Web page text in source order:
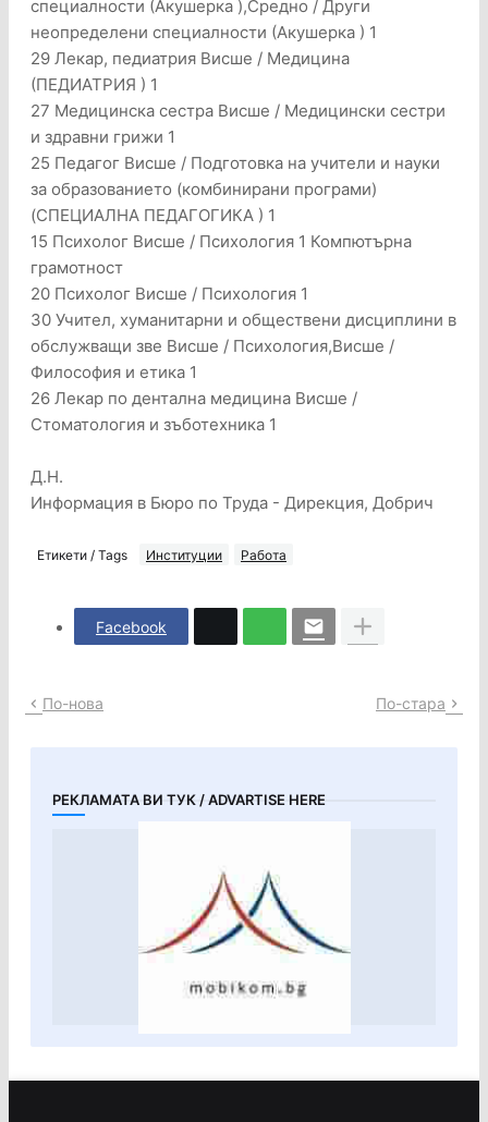
специалности (Акушерка ),Средно / Други
неопределени специалности (Акушерка ) 1
29 Лекар, педиатрия Висше / Медицина
(ПЕДИАТРИЯ ) 1
27 Медицинска сестра Висше / Медицински сестри
и здравни грижи 1
25 Педагог Висше / Подготовка на учители и науки
за образованието (комбинирани програми)
(СПЕЦИАЛНА ПЕДАГОГИКА ) 1
15 Психолог Висше / Психология 1 Компютърна
грамотност
20 Психолог Висше / Психология 1
30 Учител, хуманитарни и обществени дисциплини в
обслужващи зве Висше / Психология,Висше /
Философия и етика 1
26 Лекар по дентална медицина Висше /
Стоматология и зъботехника 1
Д.Н.
Информация в Бюро по Труда - Дирекция, Добрич
Етикети / Tags Институции Работа
Facebook
По-нова По-стара
РЕКЛАМАТА ВИ ТУК / ADVARTISE HERE